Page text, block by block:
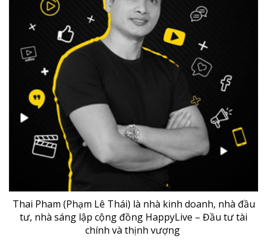
Thai Pham (Phạm Lê Thái) là nhà kinh doanh, nhà đầu
tư, nhà sáng lập cộng đồng HappyLive – Đầu tư tài
chính và thịnh vượng